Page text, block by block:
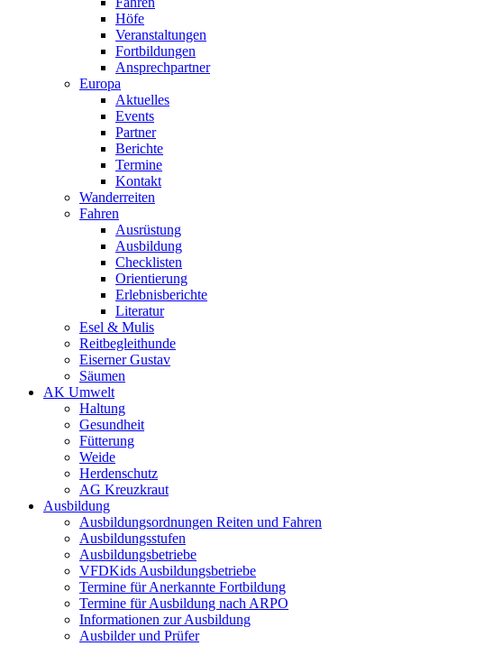
Höfe
Veranstaltungen
Fortbildungen
Ansprechpartner
Europa
Aktuelles
Events
Partner
Berichte
Termine
Kontakt
Wanderreiten
Fahren
Ausrüstung
Ausbildung
Checklisten
Orientierung
Erlebnisberichte
Literatur
Esel & Mulis
Reitbegleithunde
Eiserner Gustav
Säumen
AK Umwelt
Haltung
Gesundheit
Fütterung
Weide
Herdenschutz
AG Kreuzkraut
Ausbildung
Ausbildungsordnungen Reiten und Fahren
Ausbildungsstufen
Ausbildungsbetriebe
VFDKids Ausbildungsbetriebe
Termine für Anerkannte Fortbildung
Termine für Ausbildung nach ARPO
Informationen zur Ausbildung
Ausbilder und Prüfer